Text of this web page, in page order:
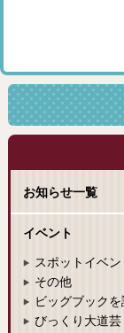
お知らせ一覧
イベント
スポットイベン
その他
ビッグブックを
びっくり大道芸